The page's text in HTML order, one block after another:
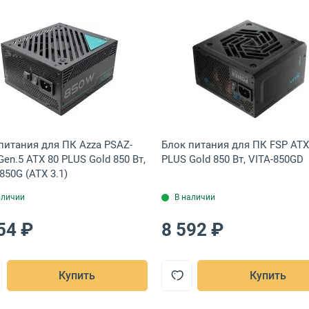
850 Вт, BPX-850-S
ПК Thermaltake ATX 80 PLUS Bronze 650 Вт, PS-SPD-
Открыть товар: Блок питания для ПК Azza PSAZ-850G
для ПК Azza PSAZ-
ATX 80 PLUS Gold 850 Вт,
(ATX 3.1)
₽
Купить
Открыть
Блок питания для ПК FSP
PLUS Gold 850 Вт, VITA-850GD
В наличии
8 592 ₽
Купить